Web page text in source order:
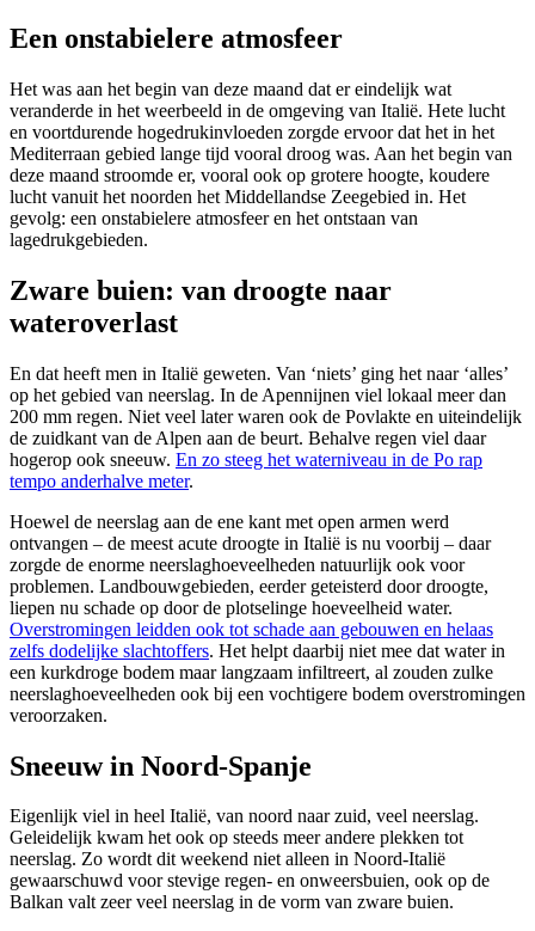
Een onstabielere atmosfeer
Het was aan het begin van deze maand dat er eindelijk wat
veranderde in het weerbeeld in de omgeving van Italië. Hete lucht
en voortdurende hogedrukinvloeden zorgde ervoor dat het in het
Mediterraan gebied lange tijd vooral droog was. Aan het begin van
deze maand stroomde er, vooral ook op grotere hoogte, koudere
lucht vanuit het noorden het Middellandse Zeegebied in. Het
gevolg: een onstabielere atmosfeer en het ontstaan van
lagedrukgebieden.
Zware buien: van droogte naar
wateroverlast
En dat heeft men in Italië geweten. Van ‘niets’ ging het naar ‘alles’
op het gebied van neerslag. In de Apennijnen viel lokaal meer dan
200 mm regen. Niet veel later waren ook de Povlakte en uiteindelijk
de zuidkant van de Alpen aan de beurt. Behalve regen viel daar
hogerop ook sneeuw. En zo steeg het waterniveau in de Po rap
tempo anderhalve meter.
Hoewel de neerslag aan de ene kant met open armen werd
ontvangen – de meest acute droogte in Italië is nu voorbij – daar
zorgde de enorme neerslaghoeveelheden natuurlijk ook voor
problemen. Landbouwgebieden, eerder geteisterd door droogte,
liepen nu schade op door de plotselinge hoeveelheid water.
Overstromingen leidden ook tot schade aan gebouwen en helaas
zelfs dodelijke slachtoffers. Het helpt daarbij niet mee dat water in
een kurkdroge bodem maar langzaam infiltreert, al zouden zulke
neerslaghoeveelheden ook bij een vochtigere bodem overstromingen
veroorzaken.
Sneeuw in Noord-Spanje
Eigenlijk viel in heel Italië, van noord naar zuid, veel neerslag.
Geleidelijk kwam het ook op steeds meer andere plekken tot
neerslag. Zo wordt dit weekend niet alleen in Noord-Italië
gewaarschuwd voor stevige regen- en onweersbuien, ook op de
Balkan valt zeer veel neerslag in de vorm van zware buien.